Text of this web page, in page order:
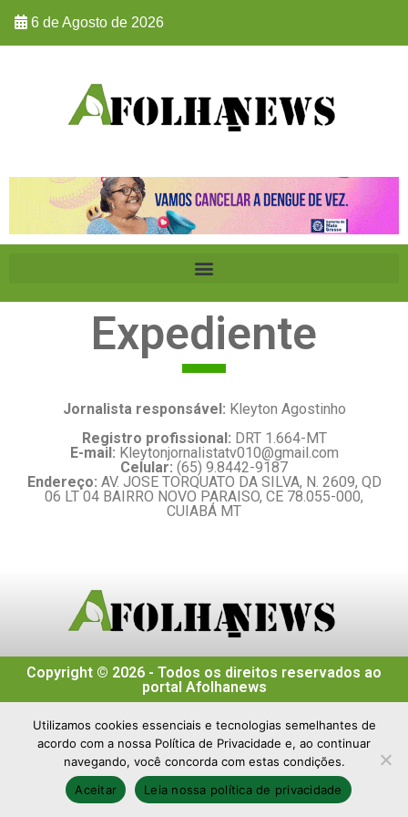
6 de Agosto de 2026
Expediente
Jornalista responsável: Kleyton Agostinho
Registro profissional: DRT 1.664-MT
E-mail: Kleytonjornalistatv010@gmail.com
Celular: (65) 9.8442-9187
Endereço: AV. JOSE TORQUATO DA SILVA, N. 2609, QD
06 LT 04 BAIRRO NOVO PARAISO, CE 78.055-000,
CUIABÁ MT
Copyright © 2026 - Todos os direitos reservados ao
portal Afolhanews
Utilizamos cookies essenciais e tecnologias semelhantes de
acordo com a nossa Política de Privacidade e, ao continuar
navegando, você concorda com estas condições.
Aceitar
Leia nossa política de privacidade